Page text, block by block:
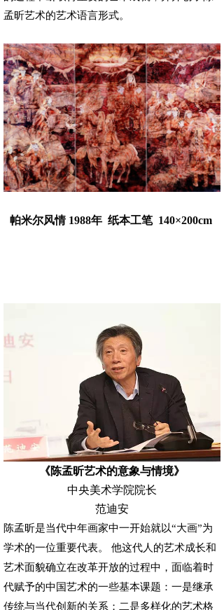
孟昕艺术的艺术语言形式。
帕米尔风情1988年纸本工笔 140×200cm
《陈孟昕艺术的意象与情境》
中央美术学院院长
范迪安
陈孟昕是当代中年画家中一开始就以“大画”为
学术的一位重要代表。 他这代人的艺术成长和
艺术面貌确立在改革开放的过程中，面临着时
代赋予的中国艺术的一些基本课题：一是继承
传统与当代创新的关系；二是多样化的艺术格